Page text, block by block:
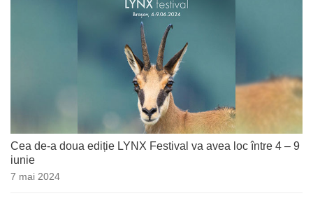
Cea de-a doua ediție LYNX Festival va avea loc între 4 – 9
iunie
7 mai 2024